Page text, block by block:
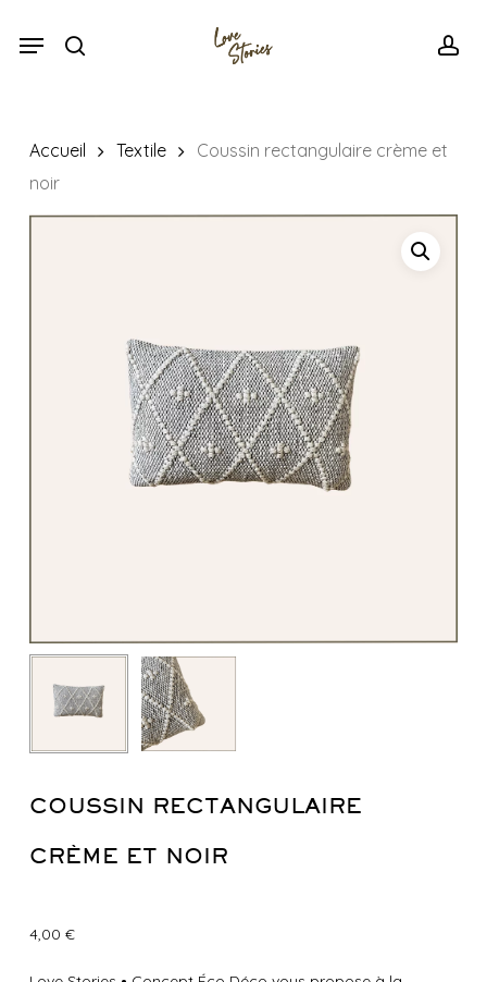
search
Menu
Accueil Textile
Coussin rectangulaire crème et
noir
COUSSIN RECTANGULAIRE
CRÈME ET NOIR
4,00 €